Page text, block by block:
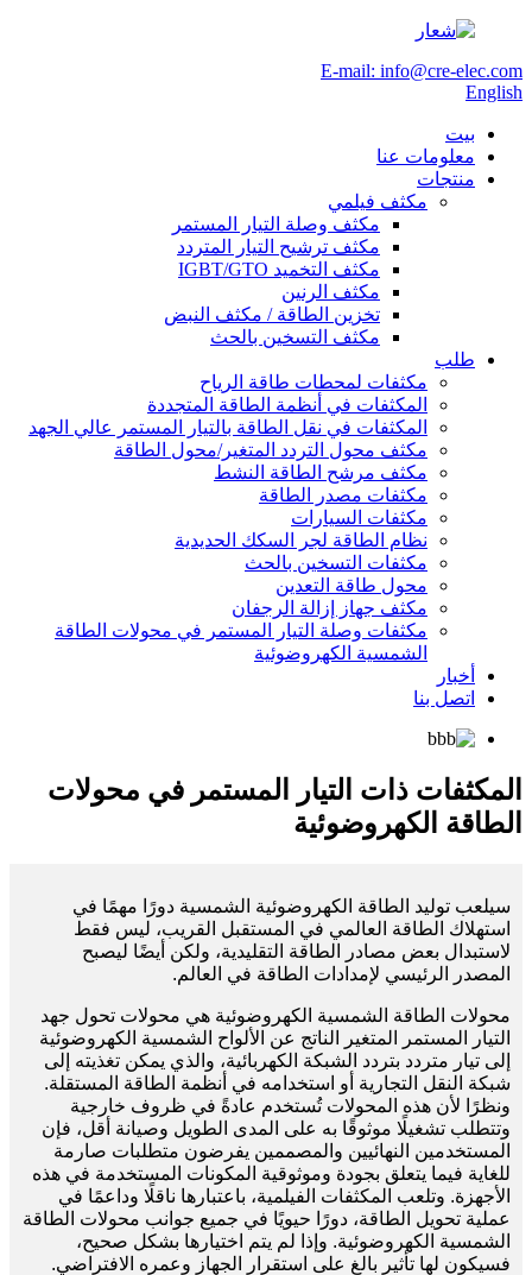
E-mail: info@cre-elec.com
English
بيت
معلومات عنا
منتجات
مكثف فيلمي
مكثف وصلة التيار المستمر
مكثف ترشيح التيار المتردد
مكثف التخميد IGBT/GTO
مكثف الرنين
تخزين الطاقة / مكثف النبض
مكثف التسخين بالحث
طلب
مكثفات لمحطات طاقة الرياح
المكثفات في أنظمة الطاقة المتجددة
المكثفات في نقل الطاقة بالتيار المستمر عالي الجهد
مكثف محول التردد المتغير/محول الطاقة
مكثف مرشح الطاقة النشط
مكثفات مصدر الطاقة
مكثفات السيارات
نظام الطاقة لجر السكك الحديدية
مكثفات التسخين بالحث
محول طاقة التعدين
مكثف جهاز إزالة الرجفان
مكثفات وصلة التيار المستمر في محولات الطاقة
الشمسية الكهروضوئية
أخبار
اتصل بنا
المكثفات ذات التيار المستمر في محولات
الطاقة الكهروضوئية
سيلعب توليد الطاقة الكهروضوئية الشمسية دورًا مهمًا في
استهلاك الطاقة العالمي في المستقبل القريب، ليس فقط
لاستبدال بعض مصادر الطاقة التقليدية، ولكن أيضًا ليصبح
المصدر الرئيسي لإمدادات الطاقة في العالم.
محولات الطاقة الشمسية الكهروضوئية هي محولات تحول جهد
التيار المستمر المتغير الناتج عن الألواح الشمسية الكهروضوئية
إلى تيار متردد بتردد الشبكة الكهربائية، والذي يمكن تغذيته إلى
شبكة النقل التجارية أو استخدامه في أنظمة الطاقة المستقلة.
ونظرًا لأن هذه المحولات تُستخدم عادةً في ظروف خارجية
وتتطلب تشغيلًا موثوقًا به على المدى الطويل وصيانة أقل، فإن
المستخدمين النهائيين والمصممين يفرضون متطلبات صارمة
للغاية فيما يتعلق بجودة وموثوقية المكونات المستخدمة في هذه
الأجهزة. وتلعب المكثفات الفيلمية، باعتبارها ناقلًا وداعمًا في
عملية تحويل الطاقة، دورًا حيويًا في جميع جوانب محولات الطاقة
الشمسية الكهروضوئية. وإذا لم يتم اختيارها بشكل صحيح،
فسيكون لها تأثير بالغ على استقرار الجهاز وعمره الافتراضي.